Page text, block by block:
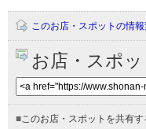
このお店・スポットの情
お店・スポ
■このお店・スポットを共有す